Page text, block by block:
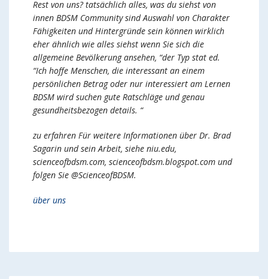
Rest von uns? tatsächlich alles, was du siehst von
innen BDSM Community sind Auswahl von Charakter
Fähigkeiten und Hintergründe sein können wirklich
eher ähnlich wie alles siehst wenn Sie sich die
allgemeine Bevölkerung ansehen, “der Typ stat ed.
“Ich hoffe Menschen, die interessant an einem
persönlichen Betrag oder nur interessiert am Lernen
BDSM wird suchen gute Ratschläge und genau
gesundheitsbezogen details. “
zu erfahren Für weitere Informationen über Dr. Brad
Sagarin und sein Arbeit, siehe niu.edu,
scienceofbdsm.com, scienceofbdsm.blogspot.com und
folgen Sie @ScienceofBDSM.
über uns